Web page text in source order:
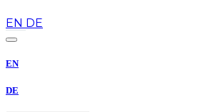
EN DE
EN
DE